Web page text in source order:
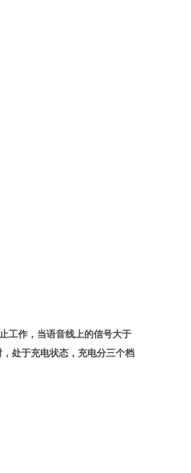
工作，当语音线上的信号大于
处于充电状态，充电分三个档